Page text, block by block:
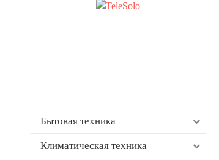
Бытовая техника
Климатическая техника